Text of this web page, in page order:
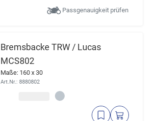
Passgenauigkeit prüfen
Bremsbacke TRW / Lucas
MCS802
Maße: 160 x 30
Art.Nr.: 8880802